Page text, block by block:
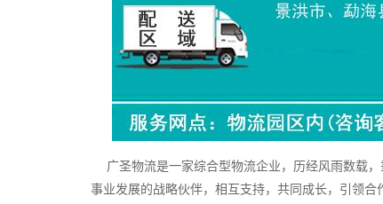
广圣物流是一家综合型物流企业，历经风雨数载
事业发展的战略伙伴，相互支持，共同成长，引领